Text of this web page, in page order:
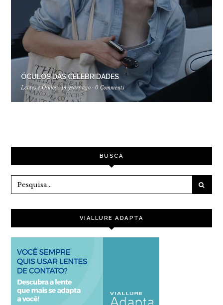
ÓCULOS DAS CELEBRIDADES
Lentes e Óculos · 14 years ago · 0 Comments
BUSCA
VIALLURE ADAPTA